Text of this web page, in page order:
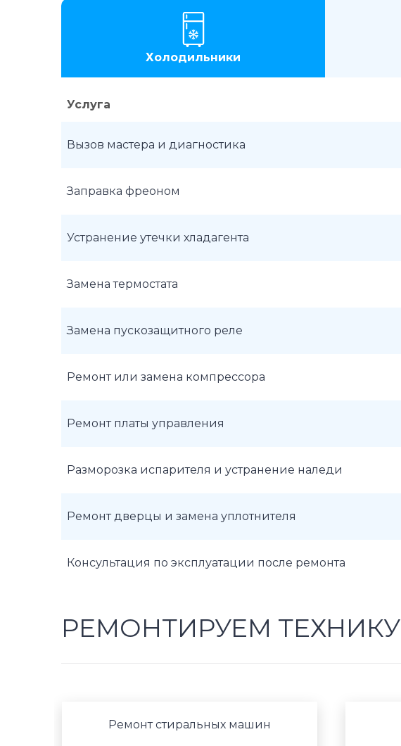
Холодильники
Услуга
Вызов мастера и диагностика
Заправка фреоном
Устранение утечки хладагента
Замена термостата
Замена пускозащитного реле
Ремонт или замена компрессора
Ремонт платы управления
Разморозка испарителя и устранение наледи
Ремонт дверцы и замена уплотнителя
Консультация по эксплуатации после ремонта
РЕМОНТИРУЕМ ТЕХНИКУ
Ремонт стиральных машин